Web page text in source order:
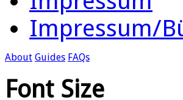
Impressum/
About Guides FAQs
Font Size